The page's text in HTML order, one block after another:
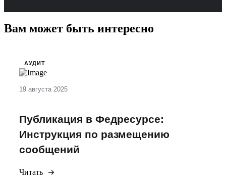
Вам может быть интересно
АУДИТ
19 августа 2025
Публикация в Федресурсе:
Инструкция по размещению
сообщений
Читать